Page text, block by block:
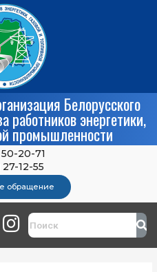
Белорусского
работников энергетики,
промышленности
20-71
12-55
обращение